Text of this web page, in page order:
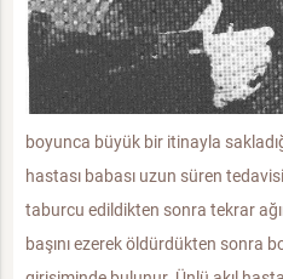
boyunca büyük bir itinayla
hastası babası uzun süren
taburcu edildikten sonra tekrar
başını ezerek öldürdükten sonra